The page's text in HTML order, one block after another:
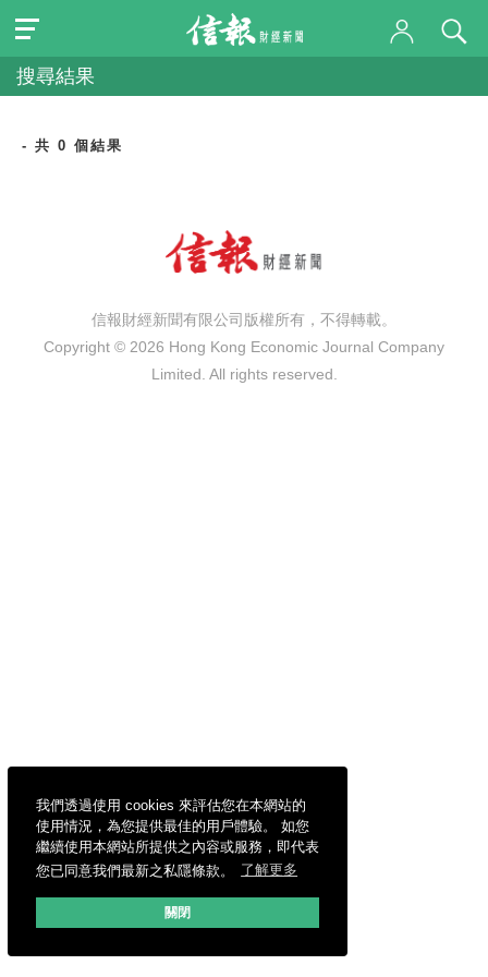
我們透過使用 cookies 來評估您在本網站的
使用情況，為您提供最佳的用戶體驗。 如您
繼續使用本網站所提供之內容或服務，即代表
您已同意我們最新之私隱條款。
了解更多
關閉
搜尋結果
- 共 0 個結果
信報財經新聞有限公司版權所有，不得轉載。
Copyright © 2026 Hong Kong Economic Journal Company
Limited. All rights reserved.